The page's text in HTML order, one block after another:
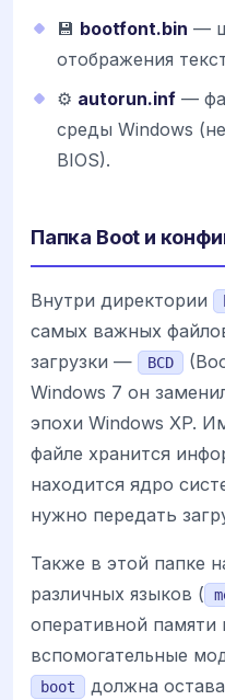
💾 bootfont.bin —
отображения
⚙️ autorun.inf —
среды Windows
BIOS).
Папка Boot и
Внутри директории
самых важных
загрузки —
BCD
Windows 7 он
эпохи Windows XP.
файле хранится
находится ядро
нужно передать
Также в этой папке
различных языков (
оперативной памяти
вспомогательные
boot
должна